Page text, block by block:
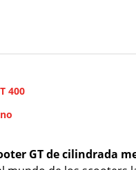
400
GT de cilindrada